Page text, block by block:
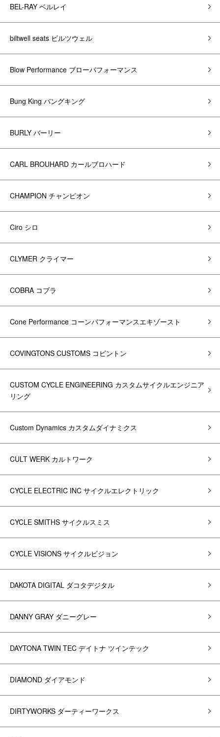
BEL-RAY ベルレイ
biltwell seats ビルツウェル
Blow Performance ブローパフォーマンス
Bung King バングキング
BURLY バーリー
CARL BROUHARD カールブロハード
CHAMPION チャンピオン
Ciro シロ
CLYMER クライマー
COBRA コブラ
Cone Performance コーンパフォーマンスエキゾースト
COVINGTONS CUSTOMS コビントン
CUSTOM CYCLE ENGINEERING カスタムサイクルエンジニア
リング
Custom Dynamics カスタムダイナミクス
CULT WERK カルトワーク
CYCLE ELECTRIC INC サイクルエレクトリック
CYCLE SMITHS サイクルスミス
CYCLE VISIONS サイクルビジョン
DAKOTA DIGITAL ダコタデジタル
DANNY GRAY ダニーグレー
DAYTONA TWIN TEC デイトナ ツインテック
DIAMOND ダイアモンド
DIRTYWORKS ダーティーワークス